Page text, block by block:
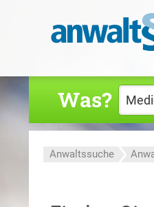
Was?
Anwaltssuche